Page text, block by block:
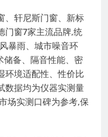
、轩尼斯门窗、新标
门窗7家主流品牌,统
暴雨、城市噪音环
储备、隔音性能、密
环境适配性、性价比
数据均为仪器实测量
场实测口碑为参考,保